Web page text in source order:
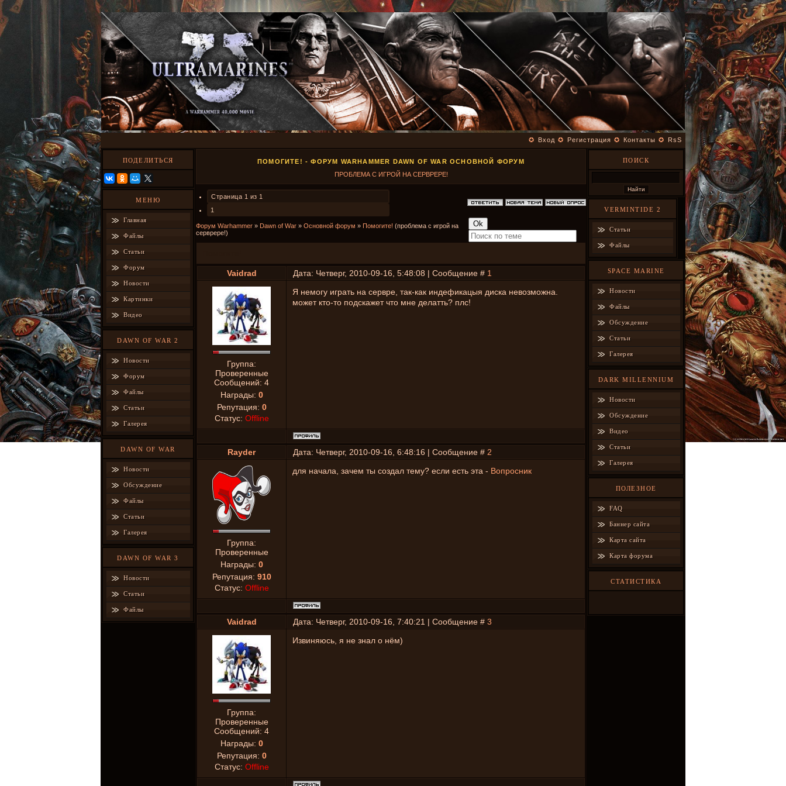
✪ Вход ✪ Регистрация ✪ Контакты ✪ RsS
ПОДЕЛИТЬСЯ
МЕНЮ
Главная
Файлы
Статьи
Форум
Новости
Картинки
Видео
DAWN OF WAR 2
Новости
Форум
Файлы
Статьи
Галерея
DAWN OF WAR
Новости
Обсуждение
Файлы
Статьи
Галерея
DAWN OF WAR 3
Новости
Статьи
Файлы
ПОМОГИТЕ! - ФОРУМ WARHAMMER DAWN OF WAR ОСНОВНОЙ ФОРУМ
ПРОБЛЕМА С ИГРОЙ НА СЕРВРЕРЕ!
Страница 1 из 1
1
Форум Warhammer » Dawn of War » Основной форум » Помогите! (проблема с игрой на
серврере!)
Vaidrad Дата: Четверг, 2010-09-16, 5:48:08 | Сообщение # 1
Группа:
Проверенные
Сообщений: 4
Награды: 0
Репутация: 0
Статус: Offline
Я немогу играть на сервре, так-как индефикацыя диска невозможна.
может кто-то подскажет что мне делатть? плс!
Rayder Дата: Четверг, 2010-09-16, 6:48:16 | Сообщение # 2
Группа:
Проверенные
Награды: 0
Репутация: 910
Статус: Offline
для начала, зачем ты создал тему? если есть эта - Вопросник
Vaidrad Дата: Четверг, 2010-09-16, 7:40:21 | Сообщение # 3
Группа:
Проверенные
Сообщений: 4
Награды: 0
Репутация: 0
Статус: Offline
Извиняюсь, я не знал о нём)
ПОИСК
VERMINTIDE 2
Статьи
Файлы
SPACE MARINE
Новости
Файлы
Обсуждение
Статьи
Галерея
DARK MILLENNIUM
Новости
Обсуждение
Видео
Статьи
Галерея
ПОЛЕЗНОЕ
FAQ
Баннер сайта
Карта сайта
Карта форума
СТАТИСТИКА